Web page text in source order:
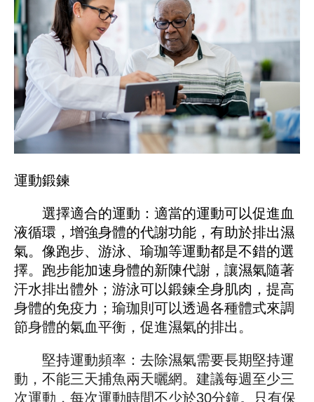
運動鍛鍊
選擇適合的運動：適當的運動可以促進血
液循環，增強身體的代謝功能，有助於排出濕
氣。像跑步、游泳、瑜珈等運動都是不錯的選
擇。跑步能加速身體的新陳代謝，讓濕氣隨著
汗水排出體外；游泳可以鍛鍊全身肌肉，提高
身體的免疫力；瑜珈則可以透過各種體式來調
節身體的氣血平衡，促進濕氣的排出。
堅持運動頻率：去除濕氣需要長期堅持運
動，不能三天捕魚兩天曬網。建議每週至少三
次運動，每次運動時間不少於30分鐘。只有保